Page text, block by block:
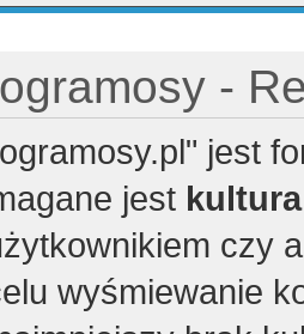
-
jest
jest
czy
wyśmiewanie